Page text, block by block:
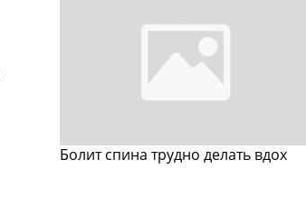
Болит спина трудно делать вдох